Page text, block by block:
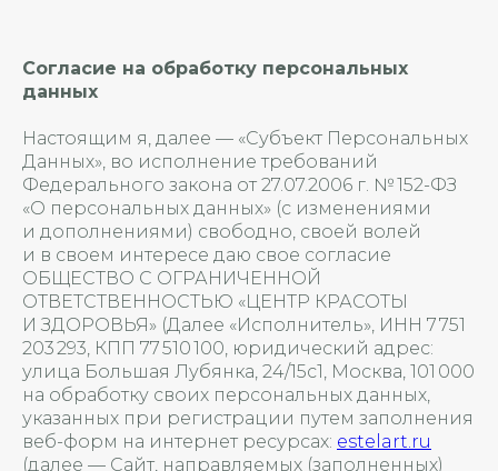
Согласие на обработку персональных
данных
Настоящим я, далее — «Субъект Персональных
Данных», во исполнение требований
Федерального закона от 27.07.2006 г. № 152-ФЗ
«О персональных данных» (с изменениями
и дополнениями) свободно, своей волей
и в своем интересе даю свое согласие
ОБЩЕСТВО С ОГРАНИЧЕННОЙ
ОТВЕТСТВЕННОСТЬЮ «ЦЕНТР КРАСОТЫ
И ЗДОРОВЬЯ» (Далее «Исполнитель», ИНН 7 751
203 293, КПП 77 510 100, юридический адрес:
улица Большая Лубянка, 24/15с1, Москва, 101 000
на обработку своих персональных данных,
указанных при регистрации путем заполнения
веб-форм на интернет ресурсах: estelart.ru
(далее — Сайт, направляемых (заполненных)